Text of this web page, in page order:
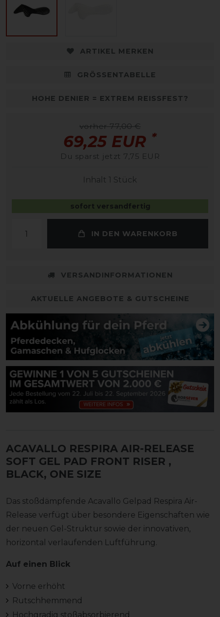
ARTIKEL MERKEN
GRÖSSENTABELLE
HOHE DENIER = EXTREM REISSFEST?
vorher 77,00 €
69,25 EUR *
Du sparst jetzt 7,75 EUR
Inhalt 1 Stück
sofort versandfertig
IN DEN WARENKORB
VERSANDINFORMATIONEN
AKTUELLE ANGEBOTE & GUTSCHEINE
ACAVALLO RESPIRA AIR-RELEASE
SOFT GEL PAD FRONT RISER ,
BLACK, ONE SIZE
Das stoßdämpfende Acavallo Gelpad Respira Air-
Release verfügt über besondere Eigenschaften wie
der neuen Gel-Struktur sowie der innovativen,
horizontal verlaufenden Luftführung.
Auf einen Blick
Vorne erhöht
Rutschhemmend
Hochgradig stoßabsorbierend